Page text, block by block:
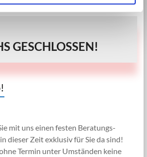
GESCHLOSSEN!
mit uns einen festen Beratungs-
dieser Zeit exklusiv für Sie da sind!
Termin unter Umständen keine